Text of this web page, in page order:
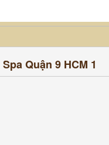
Quận 9 HCM 1